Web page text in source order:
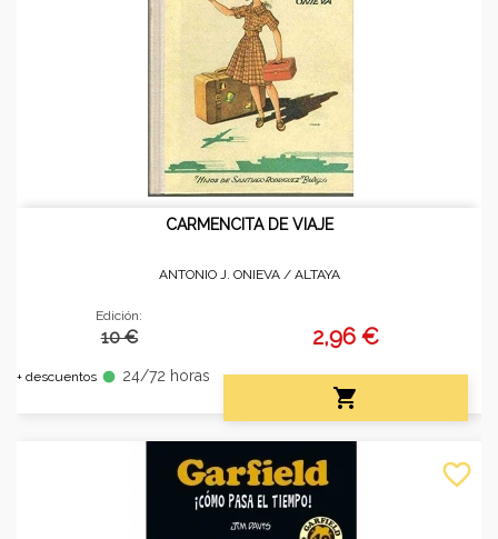
CARMENCITA DE VIAJE
ANTONIO J. ONIEVA / ALTAYA
Edición:
10 €
+ descuentos fiber_manual_record 24/72 horas
2,96 €

favorite_border